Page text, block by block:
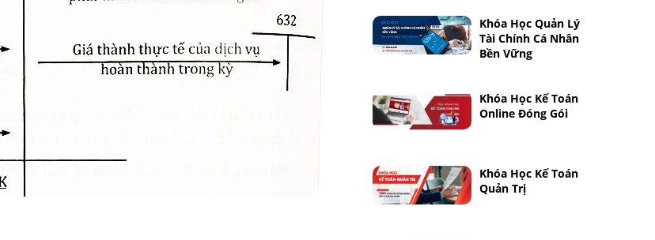
Khóa Học Quản Lý
Tài Chính Cá Nhân
Bền Vững
Khóa Học Kế Toán
Online Đóng Gói
Khóa Học Kế Toán
Quản Trị